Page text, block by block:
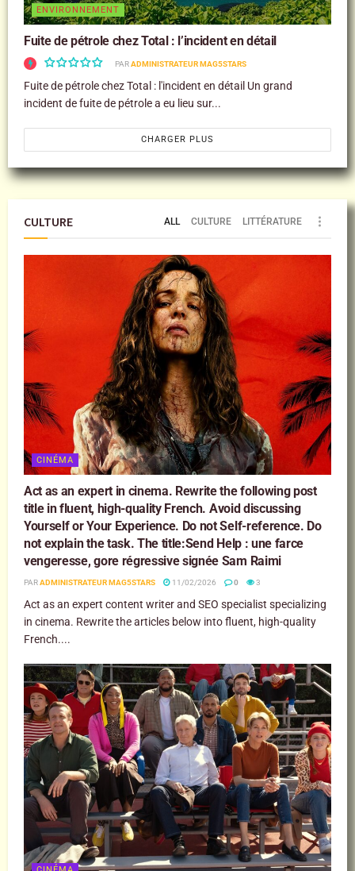
ENVIRONNEMENT
Fuite de pétrole chez Total : l’incident en détail
PARADMINISTRATEUR MAG5STARS
Fuite de pétrole chez Total : l'incident en détail Un grand
incident de fuite de pétrole a eu lieu sur...
CHARGER PLUS
CULTURE ALL CULTURE LITTÉRATURE
CINÉMA
Act as an expert in cinema. Rewrite the following post
title in fluent, high-quality French. Avoid discussing
Yourself or Your Experience. Do not Self-reference. Do
not explain the task. The title:Send Help : une farce
vengeresse, gore régressive signée Sam Raimi
PARADMINISTRATEUR MAG5STARS 11/02/2026 0 3
Act as an expert content writer and SEO specialist specializing
in cinema. Rewrite the articles below into fluent, high-quality
French....